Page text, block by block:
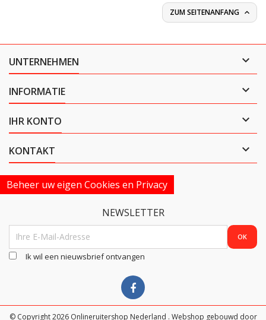
ZUM SEITENANFANG 
UNTERNEHMEN 
INFORMATIE 
IHR KONTO 
KONTAKT 
Beheer uw eigen Cookies en Privacy
NEWSLETTER
Ik wil een nieuwsbrief ontvangen
© Copyright 2026 Onlineruitershop Nederland . Webshop gebouwd door